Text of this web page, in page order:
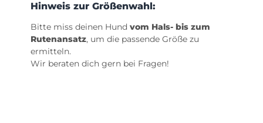
Hinweis zur Größenwahl:
Bitte miss deinen Hund vom Hals- bis zum
Rutenansatz, um die passende Größe zu
ermitteln.
Wir beraten dich gern bei Fragen!